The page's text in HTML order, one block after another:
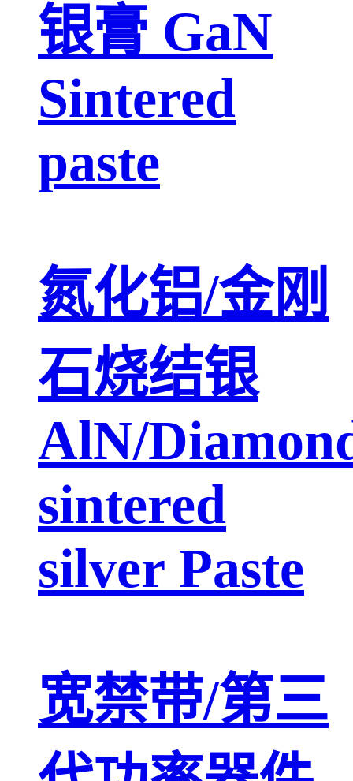
银膏 GaN
Sintered
paste
氮化铝/金刚
石烧结银
AlN/
sintered
silver Paste
宽禁带/第三